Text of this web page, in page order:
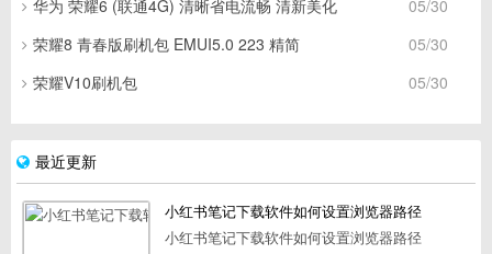
05/30
华为 荣耀6 (联通4G) 清晰省电流畅 清新美化
05/30
荣耀8 青春版刷机包 EMUI5.0 223 精简
05/30
荣耀V10刷机包
最近更新
小红书笔记下载软件如何设置浏览器路径
小红书笔记下载软件如何设置浏览器路径